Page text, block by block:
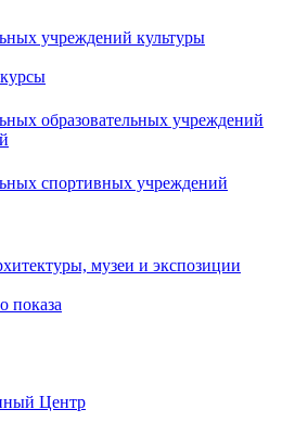
учреждений культуры
образовательных учреждений
спортивных учреждений
музеи и экспозиции
показа
Центр